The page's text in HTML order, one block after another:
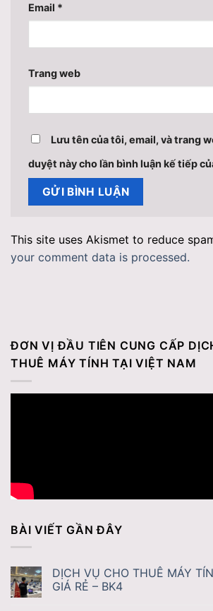
ĐƠN VỊ ĐẦU TIÊN CUNG CẤP
THUÊ MÁY TÍNH TẠI VIỆT NAM
BÀI VIẾT GẦN ĐÂY
DỊCH VỤ CHO THUÊ MÁY
GIÁ RẺ – BK4
Email *
Trang web
Lưu tên của tôi, email, và trang
duyệt này cho lần bình luận kế tiếp
This site uses Akismet to reduce
your comment data is processed.